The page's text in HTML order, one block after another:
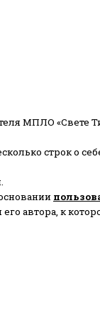
МПЛО «Свете
строк о
автора, к